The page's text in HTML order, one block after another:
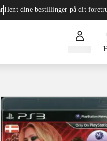
Hent dine bestillinger på dit